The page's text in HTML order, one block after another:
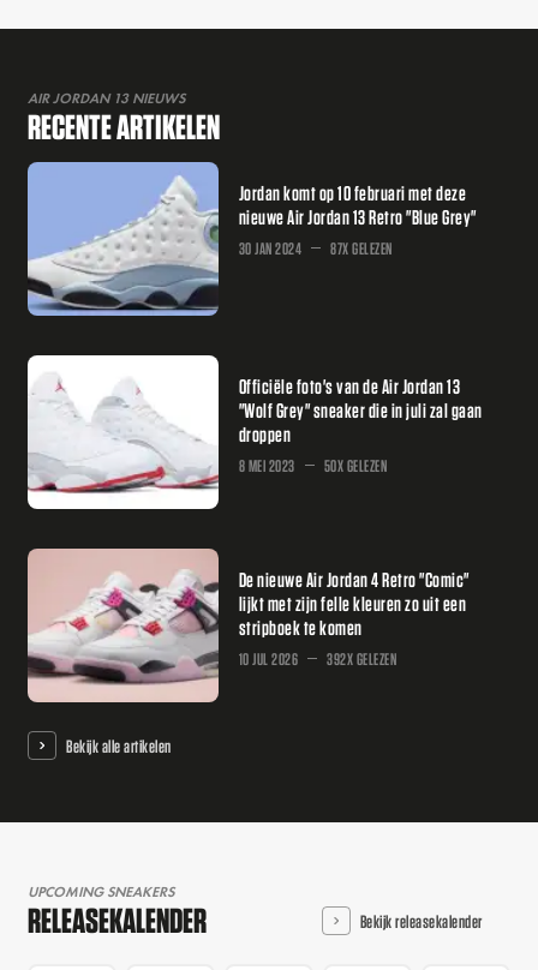
AIR JORDAN 13 NIEUWS
RECENTE ARTIKELEN
Jordan komt op 10 februari met deze
nieuwe Air Jordan 13 Retro "Blue Grey"
30 JAN 2024 87X GELEZEN
Officiële foto's van de Air Jordan 13
"Wolf Grey" sneaker die in juli zal gaan
droppen
8 MEI 2023 50X GELEZEN
De nieuwe Air Jordan 4 Retro "Comic"
lijkt met zijn felle kleuren zo uit een
stripboek te komen
10 JUL 2026 392X GELEZEN
Bekijk alle artikelen
UPCOMING SNEAKERS
RELEASEKALENDER Bekijk releasekalender